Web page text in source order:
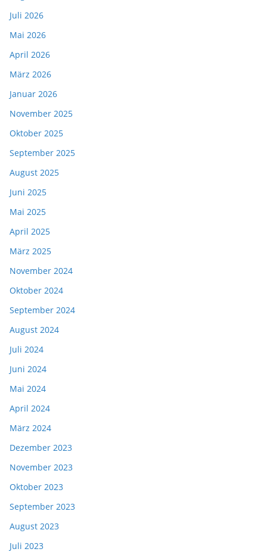
Juli 2026
Mai 2026
April 2026
März 2026
Januar 2026
November 2025
Oktober 2025
September 2025
August 2025
Juni 2025
Mai 2025
April 2025
März 2025
November 2024
Oktober 2024
September 2024
August 2024
Juli 2024
Juni 2024
Mai 2024
April 2024
März 2024
Dezember 2023
November 2023
Oktober 2023
September 2023
August 2023
Juli 2023